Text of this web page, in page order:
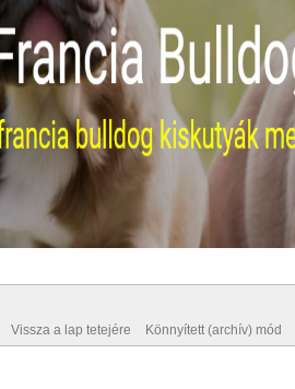
Vissza a lap tetejére Könnyített (archív) mód